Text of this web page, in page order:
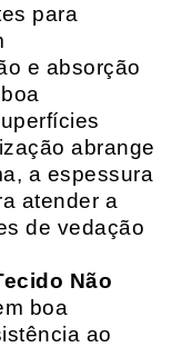
para
e absorção
abrange
a espessura
atender a
de vedação
Não
boa
ao